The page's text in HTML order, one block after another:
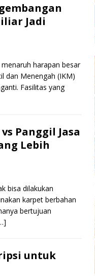
Jadi
menaruh harapan besar
dan Menengah (IKM)
Fasilitas yang
Panggil Jasa
Lebih
bisa dilakukan
karpet berbahan
bertujuan
untuk